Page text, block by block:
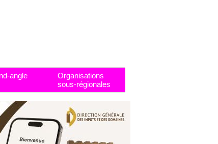
angle
Organisations
sous-régionales